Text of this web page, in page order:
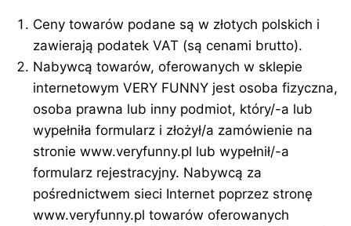
Ceny towarów podane są w złotych polskich i
zawierają podatek VAT (są cenami brutto).
Nabywcą towarów, oferowanych w sklepie
internetowym VERY FUNNY jest osoba fizyczna,
osoba prawna lub inny podmiot, który/-a lub
wypełniła formularz i złożył/a zamówienie na
stronie www.veryfunny.pl lub wypełnił/-a
formularz rejestracyjny. Nabywcą za
pośrednictwem sieci Internet poprzez stronę
www.veryfunny.pl towarów oferowanych